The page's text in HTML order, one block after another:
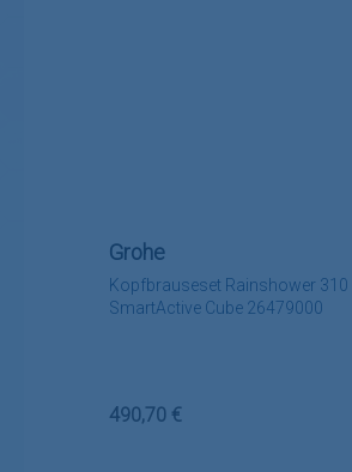
Kopfbrauseset Rainshower 310
SmartActive Cube 26479000
Grohe
Regulärer Preis:
490,70 €